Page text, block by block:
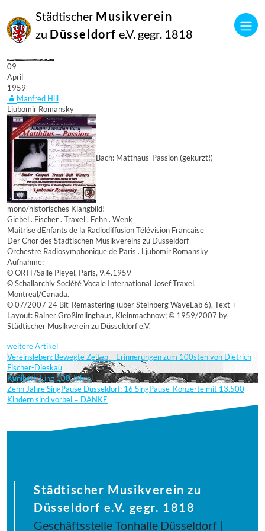
Städtischer Musikverein
zu Düsseldorf e.V. gegr. 1818
09
April
1959
Manfred Hill
Ljubomir Romansky
Bach: Matthäus-Passion (gekürzt!) -
mono/historisches Klangbild!-
Giebel . Fischer . Traxel . Fehn . Wenk
Maitrise dEnfants de la Radiodiffusion Télévision Francaise
Der Chor des Städtischen Musikvereins zu Düsseldorf
Orchestre Radiosymphonique de Paris . Ljubomir Romansky
Aufnahme:
© ORTF/Salle Pleyel, Paris, 9.4.1959
© Schallarchiv Société Vocale International Josef Traxel,
Montreal/Canada.
© 07/2007 24 Bit-Remastering (über Steinberg WaveLab 6), Text +
Layout: Rainer Großimlinghaus, Kleinmachnow; © 1959/2007 by
Städtischer Musikverein zu Düsseldorf e.V.
weitere Artikel
Vereinsleben: Bewegte Zeiten – Erinnerungen zum 100sten von Dietrich
Fischer-Dieskau
Kunibert Jung 100 Jahre
Zehn Jahre SingPause Düsseldorf: 16 SingPause-Konzerte mit 13.500
Kindern sind vorbei = DANKE
Städtischer Musikverein zu
Düsseldorf e.V. gegr. 1818
Geschäftsstelle Tonhalle Düsseldorf |